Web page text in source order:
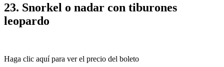
23. Snorkel o nadar con tiburones
leopardo
Haga clic aquí para ver el precio del boleto